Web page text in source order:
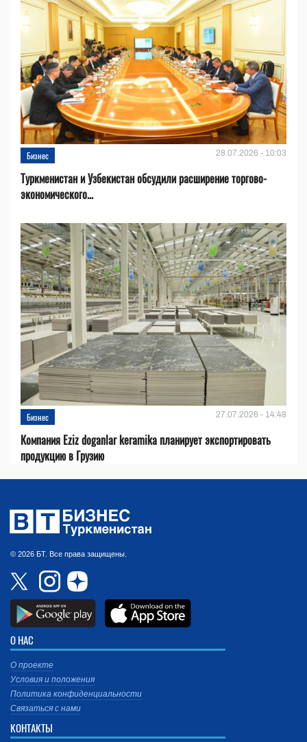
Бизнес 28.07.2026 - 10:03
Туркменистан и Узбекистан обсудили расширение торгово-
экономического...
Бизнес 27.07.2026 - 14:48
Компания Eziz doganlar keramika планирует экспортировать
продукцию в Грузию
© 2026 БТ. Все права защищены.
О НАС
О проекте
Условия и положения
Политика конфиденциальности
Связаться с нами
КОНТАКТЫ